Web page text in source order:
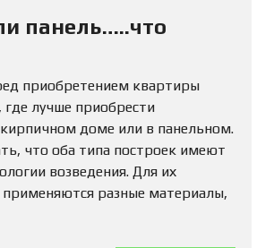
панель…..что
приобретением квартиры
лучше приобрести
доме или в панельном.
что оба типа построек имеют
возведения. Для их
применяются разные материалы,